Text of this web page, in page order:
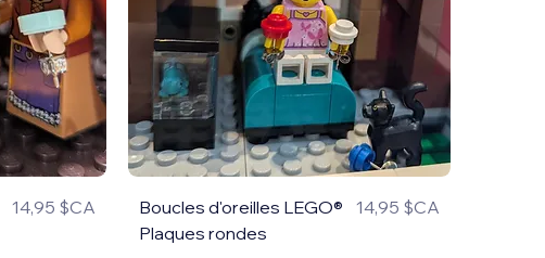
14,95 $CA
Boucles d'oreilles LEGO®
Plaques rondes
14,95 $CA